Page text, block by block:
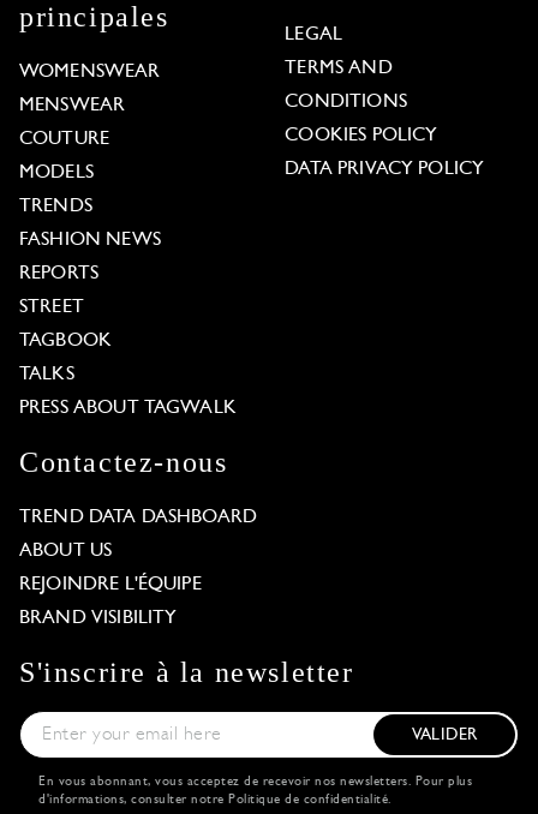
principales
WOMENSWEAR
MENSWEAR
COUTURE
MODELS
TRENDS
FASHION NEWS
REPORTS
STREET
TAGBOOK
TALKS
PRESS ABOUT TAGWALK
LEGAL
TERMS AND
CONDITIONS
COOKIES POLICY
DATA PRIVACY POLICY
Contactez-nous
TREND DATA DASHBOARD
ABOUT US
REJOINDRE L'ÉQUIPE
BRAND VISIBILITY
S'inscrire à la newsletter
VALIDER
En vous abonnant, vous acceptez de recevoir nos newsletters. Pour plus
d'informations, consulter notre Politique de confidentialité.